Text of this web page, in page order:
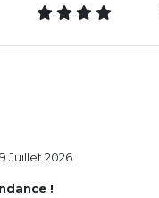
!
Juillet 2026